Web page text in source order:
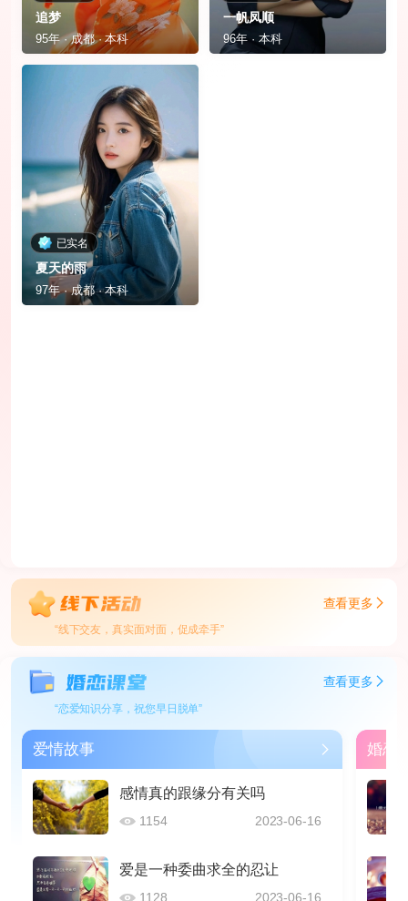
追梦
95年 · 成都 · 本科
一帆凤顺
96年 · 本科
已实名
夏天的雨
97年 · 成都 · 本科
查看更多
“线下交友，真实面对面，促成牵手”
查看更多
“恋爱知识分享，祝您早日脱单”
爱情故事
感情真的跟缘分有关吗
1154 2023-06-16
爱是一种委曲求全的忍让
1128 2023-06-16
婚恋